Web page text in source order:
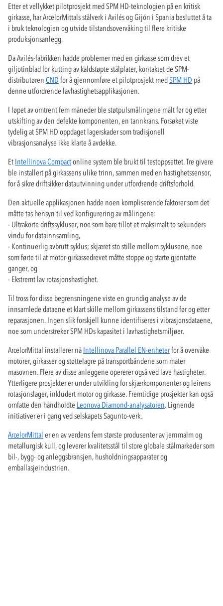
Etter et vellykket pilotprosjekt med SPM HD-teknologien på en kritisk
girkasse, har ArcelorMittals stålverk i Avilés og Gijón i Spania besluttet å ta
i bruk teknologien og utvide tilstandsovervåking til flere kritiske
produksjonsanlegg.
Da Avilés-fabrikken hadde problemer med en girkasse som drev et
giljotinblad for kutting av kaldstøpte stålplater, kontaktet de SPM-
distributøren CND for å gjennomføre et pilotprosjekt medSPM HD på
denne utfordrende lavhastighetsapplikasjonen.
I løpet av omtrent fem måneder ble støtpulsmålingene målt før og etter
utskifting av den defekte komponenten, en tannkrans. Forsøket viste
tydelig at SPM HD oppdaget lagerskader som tradisjonell
vibrasjonsanalyse ikke klarte å avdekke.
Et Intellinova Compactonline system ble brukt til testoppsettet. Tre givere
ble installert på girkassens ulike trinn, sammen med en hastighetssensor,
for å sikre driftsikker datautvinning under utfordrende driftsforhold.
Den aktuelle applikasjonen hadde noen kompliserende faktorer som det
måtte tas hensyn til ved konfigurering av målingene:
- Ultrakorte driftssykluser, noe som bare tillot et maksimalt to sekunders
vindu for datainnsamling,
- Kontinuerlig avbrutt syklus; skjæret sto stille mellom syklusene, noe
som førte til at motor-girkassedrevet måtte stoppe og starte gjentatte
ganger, og
- Ekstremt lav rotasjonshastighet.
Til tross for disse begrensningene viste en grundig analyse av de
innsamlede dataene et klart skille mellom girkassens tilstand før og etter
reparasjonen. Ingen slik forskjell kunne identifiseres i vibrasjonsdataene,
noe som understreker SPM HDs kapasitet i lavhastighetsmiljøer.
ArcelorMittal installerer nå Intellinova Parallel EN-enheterfor å overvåke
motorer, girkasser og støttelagre på transportbåndene som mater
masovnen. Flere av disse anleggene opererer også ved lave hastigheter.
Ytterligere prosjekter er under utvikling for skjærkomponenter og leirens
rotasjonslager, inkludert motor og girkasse. Fremtidige prosjekter kan også
omfatte den håndholdte Leonova Diamond-analysatoren. Lignende
initiativer er i gang ved selskapets Sagunto-verk.
ArcelorMittal er en av verdens fem største produsenter av jernmalm og
metallurgisk kull, og leverer kvalitetsstål til store globale stålmarkeder som
bil-, bygg- og anleggsbransjen, husholdningsapparater og
emballasjeindustrien.